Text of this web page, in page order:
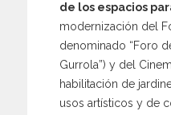
de los espacios
modernización del
denominado “Foro
Gurrola”) y del
habilitación de
usos artísticos y de